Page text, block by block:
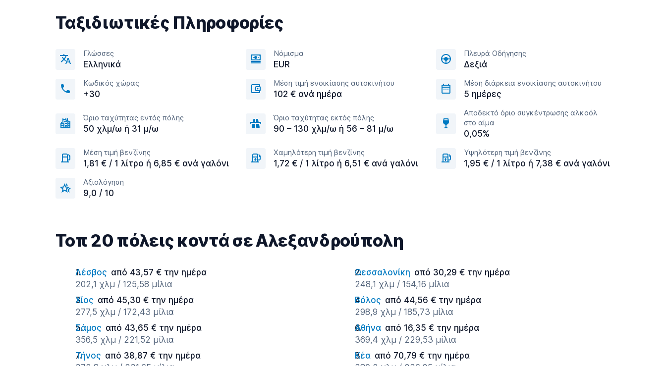
Ταξιδιωτικές Πληροφορίες
Γλώσσες
Ελληνικά
Νόμισμα
EUR
Πλευρά Οδήγησης
Δεξιά
Κωδικός χώρας
+30
Μέση τιμή ενοικίασης αυτοκινήτου
102 € ανά ημέρα
Μέση διάρκεια ενοικίασης αυτοκινήτου
5 ημέρες
Όριο ταχύτητας εντός πόλης
50 χλμ/ω ή 31 μ/ω
Όριο ταχύτητας εκτός πόλης
90 – 130 χλμ/ω ή 56 – 81 μ/ω
Αποδεκτό όριο συγκέντρωσης αλκοόλ
στο αίμα
0,05%
Μέση τιμή βενζίνης
1,81 € / 1 λίτρο ή 6,85 € ανά γαλόνι
Χαμηλότερη τιμή βενζίνης
1,72 € / 1 λίτρο ή 6,51 € ανά γαλόνι
Υψηλότερη τιμή βενζίνης
1,95 € / 1 λίτρο ή 7,38 € ανά γαλόνι
Αξιολόγηση
9,0 / 10
Τοπ 20 πόλεις κοντά σε Αλεξανδρούπολη
Λέσβος από 43,57 € την ημέρα
202,1 χλμ / 125,58 μίλια
Θεσσαλονίκη από 30,29 € την ημέρα
248,1 χλμ / 154,16 μίλια
Χίος από 45,30 € την ημέρα
277,5 χλμ / 172,43 μίλια
Βόλος από 44,56 € την ημέρα
298,9 χλμ / 185,73 μίλια
Σάμος από 43,65 € την ημέρα
356,5 χλμ / 221,52 μίλια
Αθήνα από 16,35 € την ημέρα
369,4 χλμ / 229,53 μίλια
Τήνος από 38,87 € την ημέρα
Κέα από 70,79 € την ημέρα